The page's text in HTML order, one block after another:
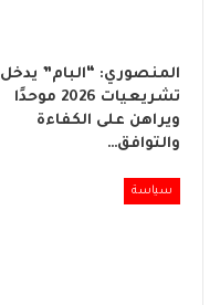
المنصوري: “البام” يدخل
تشريعيات 2026 موحدًا
ويراهن على الكفاءة
والتوافق…
سياسة